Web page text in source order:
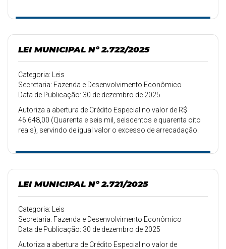
LEI MUNICIPAL Nº 2.722/2025
Categoria: Leis
Secretaria: Fazenda e Desenvolvimento Econômico
Data de Publicação: 30 de dezembro de 2025
Autoriza a abertura de Crédito Especial no valor de R$
46.648,00 (Quarenta e seis mil, seiscentos e quarenta oito
reais), servindo de igual valor o excesso de arrecadação.
LEI MUNICIPAL Nº 2.721/2025
Categoria: Leis
Secretaria: Fazenda e Desenvolvimento Econômico
Data de Publicação: 30 de dezembro de 2025
Autoriza a abertura de Crédito Especial no valor de